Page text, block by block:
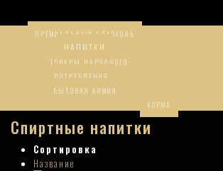
ПРЕМИАЛЬНЫЙ АЛКОГОЛЬ
НАПИТКИ
ТОВАРЫ НАРОДНОГО
ПОТРЕБЛЕНИЯ
БЫТОВАЯ ХИМИЯ
КОРМА
Спиртные напитки
Сортировка
Название